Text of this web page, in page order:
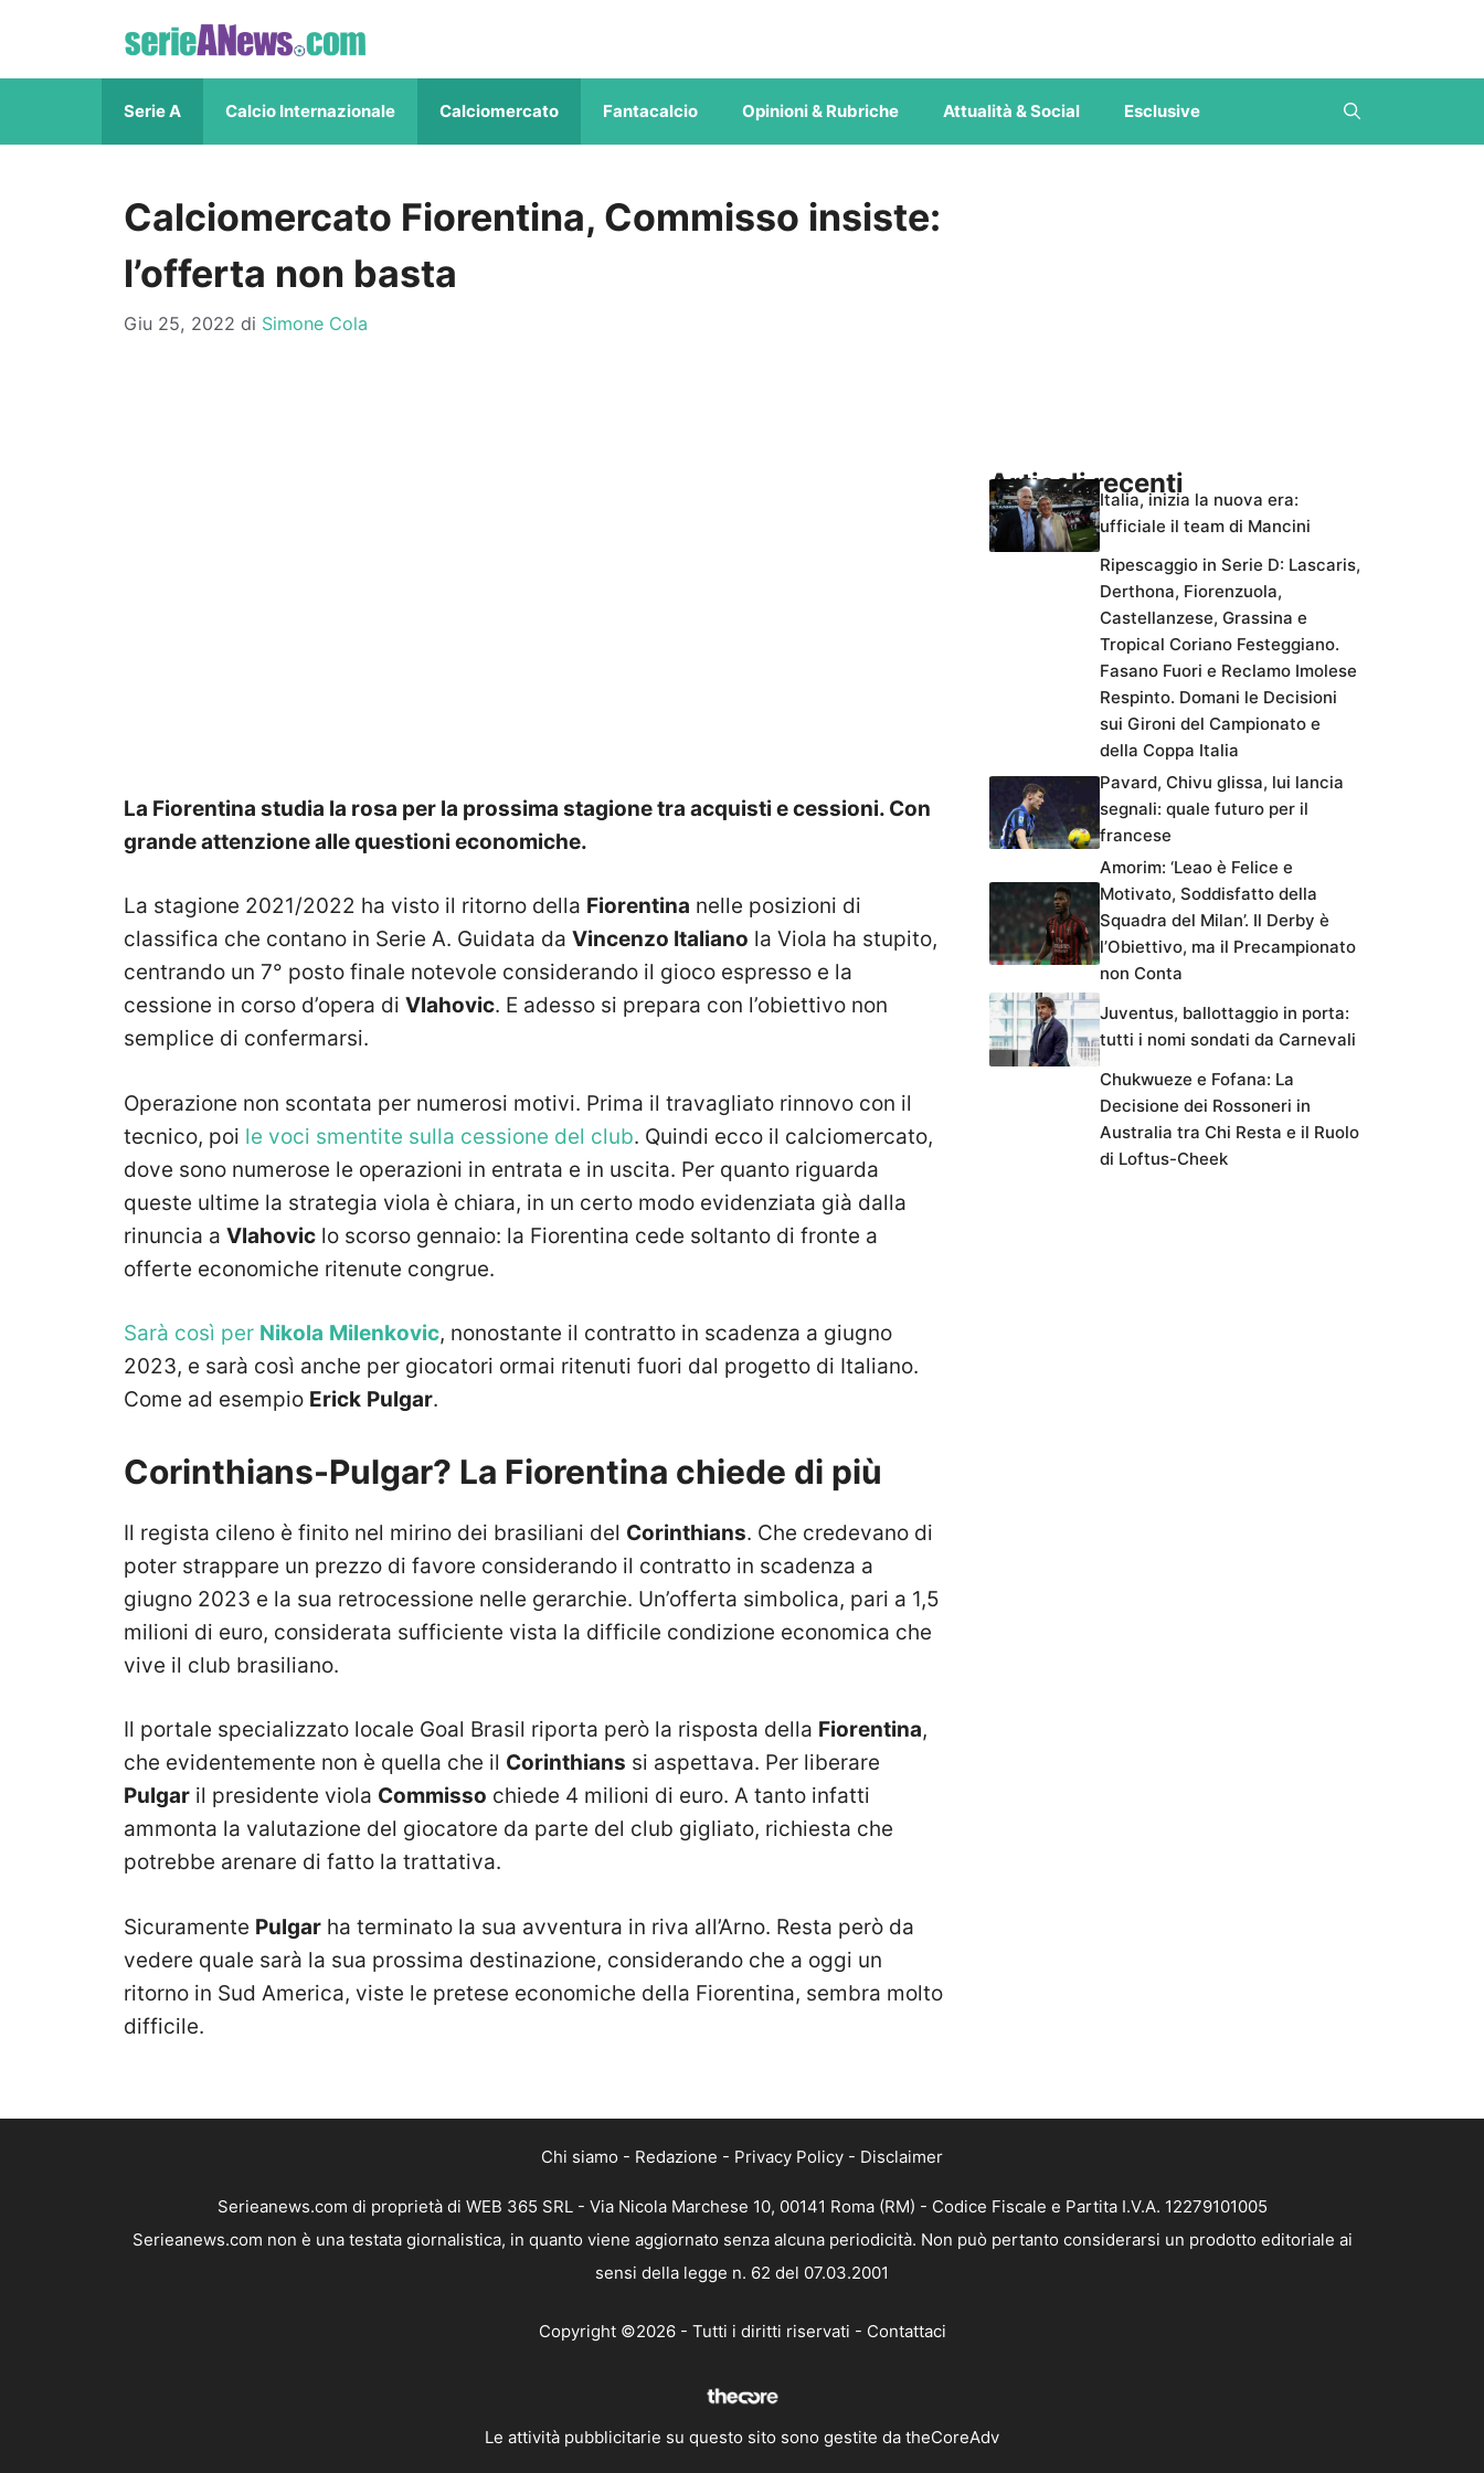
contenuto
Serie A Calcio Internazionale Calciomercato Fantacalcio Opinioni & Rubriche Attualità & Social Esclusive
Calciomercato Fiorentina, Commisso insiste:
l’offerta non basta
Giu 25, 2022 di Simone Cola
La Fiorentina studia la rosa per la prossima stagione tra acquisti e cessioni. Con
grande attenzione alle questioni economiche.
La stagione 2021/2022 ha visto il ritorno della Fiorentina nelle posizioni di
classifica che contano in Serie A. Guidata da Vincenzo Italiano la Viola ha stupito,
centrando un 7° posto finale notevole considerando il gioco espresso e la
cessione in corso d’opera di Vlahovic. E adesso si prepara con l’obiettivo non
semplice di confermarsi.
Operazione non scontata per numerosi motivi. Prima il travagliato rinnovo con il
tecnico, poi le voci smentite sulla cessione del club. Quindi ecco il calciomercato,
dove sono numerose le operazioni in entrata e in uscita. Per quanto riguarda
queste ultime la strategia viola è chiara, in un certo modo evidenziata già dalla
rinuncia a Vlahovic lo scorso gennaio: la Fiorentina cede soltanto di fronte a
offerte economiche ritenute congrue.
Sarà così per Nikola Milenkovic, nonostante il contratto in scadenza a giugno
2023, e sarà così anche per giocatori ormai ritenuti fuori dal progetto di Italiano.
Come ad esempio Erick Pulgar.
Corinthians-Pulgar? La Fiorentina chiede di più
Il regista cileno è finito nel mirino dei brasiliani del Corinthians. Che credevano di
poter strappare un prezzo di favore considerando il contratto in scadenza a
giugno 2023 e la sua retrocessione nelle gerarchie. Un’offerta simbolica, pari a 1,5
milioni di euro, considerata sufficiente vista la difficile condizione economica che
vive il club brasiliano.
Il portale specializzato locale Goal Brasil riporta però la risposta della Fiorentina,
che evidentemente non è quella che il Corinthians si aspettava. Per liberare
Pulgar il presidente viola Commisso chiede 4 milioni di euro. A tanto infatti
ammonta la valutazione del giocatore da parte del club gigliato, richiesta che
potrebbe arenare di fatto la trattativa.
Sicuramente Pulgar ha terminato la sua avventura in riva all’Arno. Resta però da
vedere quale sarà la sua prossima destinazione, considerando che a oggi un
ritorno in Sud America, viste le pretese economiche della Fiorentina, sembra molto
difficile.
Articoli recenti
Italia, inizia la nuova era:
ufficiale il team di Mancini
Ripescaggio in Serie D: Lascaris,
Derthona, Fiorenzuola,
Castellanzese, Grassina e
Tropical Coriano Festeggiano.
Fasano Fuori e Reclamo Imolese
Respinto. Domani le Decisioni
sui Gironi del Campionato e
della Coppa Italia
Pavard, Chivu glissa, lui lancia
segnali: quale futuro per il
francese
Amorim: ‘Leao è Felice e
Motivato, Soddisfatto della
Squadra del Milan’. Il Derby è
l’Obiettivo, ma il Precampionato
non Conta
Juventus, ballottaggio in porta:
tutti i nomi sondati da Carnevali
Chukwueze e Fofana: La
Decisione dei Rossoneri in
Australia tra Chi Resta e il Ruolo
di Loftus-Cheek
Chi siamo - Redazione - Privacy Policy - Disclaimer
Serieanews.com di proprietà di WEB 365 SRL - Via Nicola Marchese 10, 00141 Roma (RM) - Codice Fiscale e Partita I.V.A. 12279101005
Serieanews.com non è una testata giornalistica, in quanto viene aggiornato senza alcuna periodicità. Non può pertanto considerarsi un prodotto editoriale ai
sensi della legge n. 62 del 07.03.2001
Copyright ©2026 - Tutti i diritti riservati - Contattaci
Le attività pubblicitarie su questo sito sono gestite da theCoreAdv